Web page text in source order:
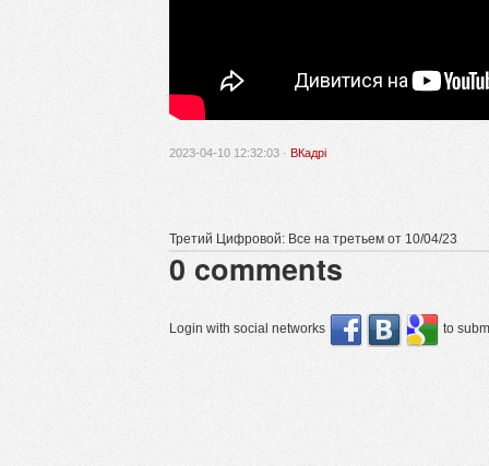
2023-04-10 12:32:03 · ВКадрі
Третий Цифровой: Все на третьем от 10/04/23
0 comments
Login with social networks to